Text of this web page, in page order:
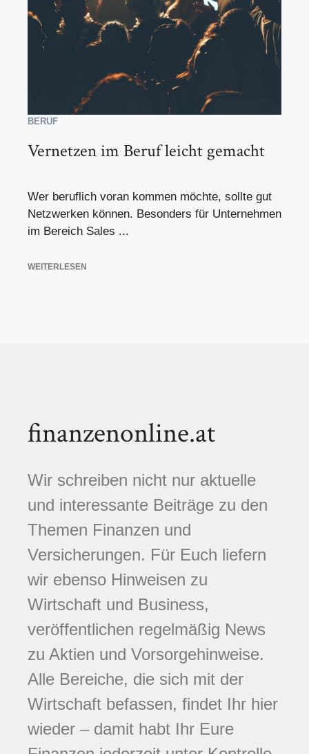
BERUF
Vernetzen im Beruf leicht gemacht
Wer beruflich voran kommen möchte, sollte gut
Netzwerken können. Besonders für Unternehmen
im Bereich Sales ...
WEITERLESEN
finanzenonline.at
Wir schreiben nicht nur aktuelle
und interessante Beiträge zu den
Themen Finanzen und
Versicherungen. Für Euch liefern
wir ebenso Hinweisen zu
Wirtschaft und Business,
veröffentlichen regelmäßig News
zu Aktien und Vorsorgehinweise.
Alle Bereiche, die sich mit der
Wirtschaft befassen, findet Ihr hier
wieder – damit habt Ihr Eure